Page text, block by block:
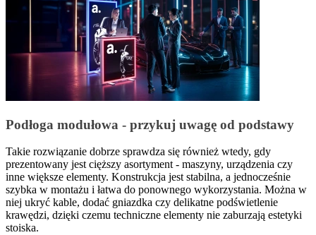
Podłoga modułowa - przykuj uwagę od podstawy
Takie rozwiązanie dobrze sprawdza się również wtedy, gdy
prezentowany jest cięższy asortyment - maszyny, urządzenia czy
inne większe elementy. Konstrukcja jest stabilna, a jednocześnie
szybka w montażu i łatwa do ponownego wykorzystania. Można w
niej ukryć kable, dodać gniazdka czy delikatne podświetlenie
krawędzi, dzięki czemu techniczne elementy nie zaburzają estetyki
stoiska.